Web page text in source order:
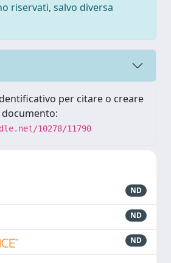
riservati, salvo diversa
per citare o creare
10278/11790
ND
ND
ND